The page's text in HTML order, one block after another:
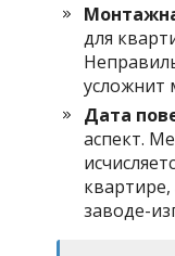
для
усложнит
Дата
аспект.
заводе-